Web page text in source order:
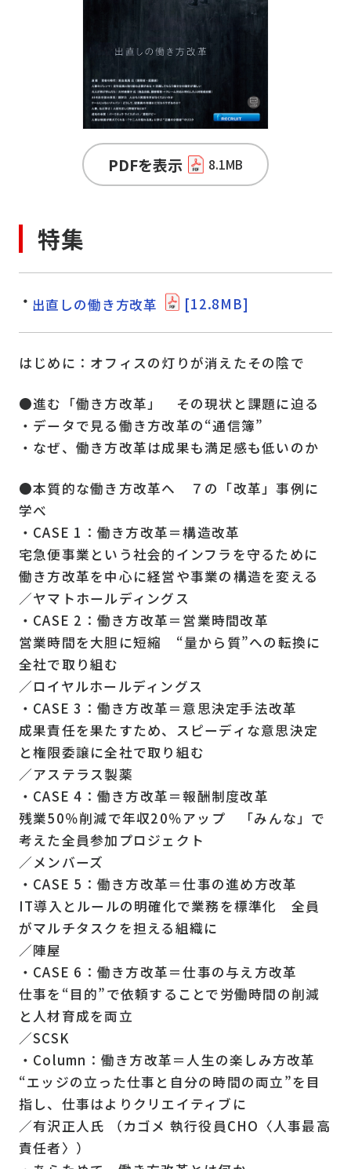
PDFを表示 8.1MB
特集
出直しの働き方改革 [12.8MB]
はじめに：オフィスの灯りが消えたその陰で
●進む「働き方改革」 その現状と課題に迫る
・データで見る働き方改革の“通信簿”
・なぜ、働き方改革は成果も満足感も低いのか
●本質的な働き方改革へ ７の「改革」事例に
学べ
・CASE 1：働き方改革＝構造改革
宅急便事業という社会的インフラを守るために
働き方改革を中心に経営や事業の構造を変える
／ヤマトホールディングス
・CASE 2：働き方改革＝営業時間改革
営業時間を大胆に短縮 “量から質”への転換に
全社で取り組む
／ロイヤルホールディングス
・CASE 3：働き方改革＝意思決定手法改革
成果責任を果たすため、スピーディな意思決定
と権限委譲に全社で取り組む
／アステラス製薬
・CASE 4：働き方改革＝報酬制度改革
残業50％削減で年収20％アップ 「みんな」で
考えた全員参加プロジェクト
／メンバーズ
・CASE 5：働き方改革＝仕事の進め方改革
IT導入とルールの明確化で業務を標準化 全員
がマルチタスクを担える組織に
／陣屋
・CASE 6：働き方改革＝仕事の与え方改革
仕事を“目的”で依頼することで労働時間の削減
と人材育成を両立
／SCSK
・Column：働き方改革＝人生の楽しみ方改革
“エッジの立った仕事と自分の時間の両立”を目
指し、仕事はよりクリエイティブに
／有沢正人氏 （カゴメ 執行役員CHO〈人事最高
責任者〉）